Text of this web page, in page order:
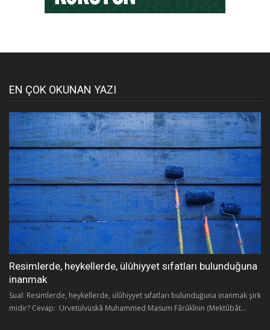
EN ÇOK OKUNAN YAZI
Resimlerde, heykellerde, ülûhiyyet sıfatları bulunduğuna
inanmak
Sual: Resimlerde, heykellerde, ülûhiyyet sıfatları bulunduğuna inanmak şirk
midir? Cevap: Urvetülvüskâ Muhammed Masum Fârûkînin (Mektûbât...